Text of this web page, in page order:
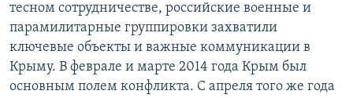
тесном сотрудничестве, российские военные и
парамилитарные группировки захватили
ключевые объекты и важные коммуникации в
Крыму. В феврале и марте 2014 года Крым был
основным полем конфликта. С апреля того же года